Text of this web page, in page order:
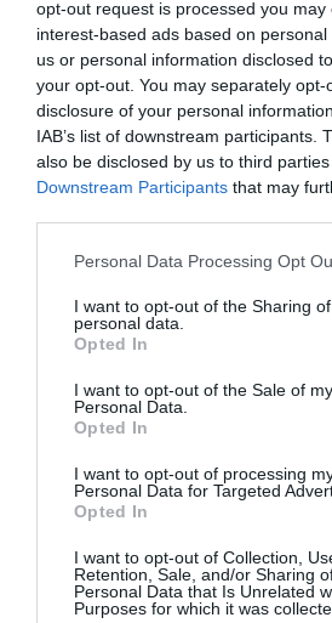
opt-out request is processed you may
interest-based ads based on
us or personal information disclosed
your opt-out. You may separately
disclosure of your personal
IAB’s list of downstream participants.
also be disclosed by us to third
Downstream Participants that may
Personal Data Processing Opt
I want to opt-out of the Sharing
personal data.
Opted In
I want to opt-out of the Sale of my
Personal Data.
Opted In
I want to opt-out of processing
Personal Data for Targeted
Opted In
I want to opt-out of Collection,
Retention, Sale, and/or Sharing
Personal Data that Is Unrelated
Purposes for which it was
Γκουαντανίνο
ΣΙΝΕΜΑ / ΝΕΑ
Κάτω από τον
Ήλιο, του Λούκα
Γκουαντανίνο
Τελευταία
ΘΕΑΤΡΟ - ΧΟΡΟΣ /
04.08.2026 | 20.02